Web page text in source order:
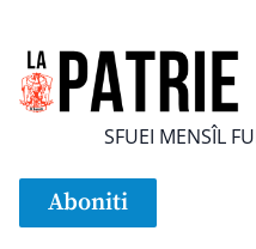
SFUEI MENSÎL
Aboniti